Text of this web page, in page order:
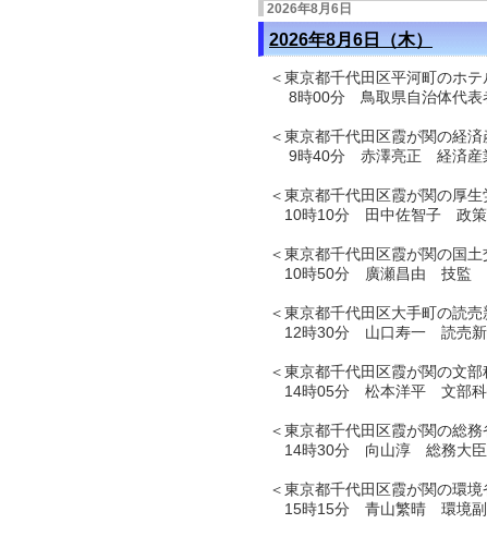
2026年8月6日
2026年8月6日（木）
＜東京都千代田区平河町のホ
8時00分 鳥取県自治体代表
＜東京都千代田区霞が関の経済
9時40分 赤澤亮正 経済産
＜東京都千代田区霞が関の厚生
10時10分 田中佐智子 政策
＜東京都千代田区霞が関の国土
10時50分 廣瀬昌由 技監
＜東京都千代田区大手町の読
12時30分 山口寿一 読売新
＜東京都千代田区霞が関の文部
14時05分 松本洋平 文部科
＜東京都千代田区霞が関の総務
14時30分 向山淳 総務大臣
＜東京都千代田区霞が関の環境
15時15分 青山繁晴 環境副